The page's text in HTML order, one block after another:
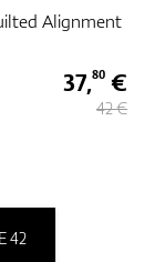
Alignment
37,80 €
42 €
42